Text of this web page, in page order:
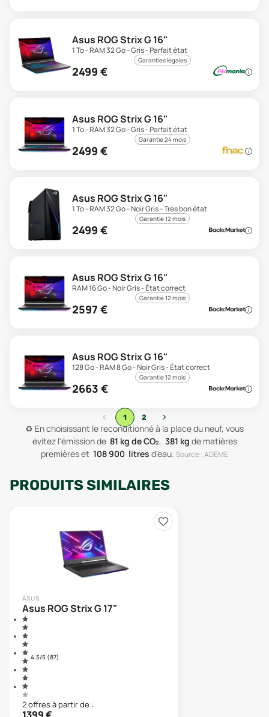
Asus ROG Strix G 16"
1 To - RAM 32 Go - Gris - Parfait état
Garanties légales
2499 €
Asus ROG Strix G 16"
1 To - RAM 32 Go - Gris - Parfait état
Garantie 24 mois
2499 €
Asus ROG Strix G 16"
1 To - RAM 32 Go - Noir Gris - Très bon état
Garantie 12 mois
2499 €
Asus ROG Strix G 16"
RAM 16 Go - Noir Gris - État correct
Garantie 12 mois
2597 €
Asus ROG Strix G 16"
128 Go - RAM 8 Go - Noir Gris - État correct
Garantie 12 mois
2663 €
‹ 1 2
›
♻️ En choisissant le reconditionné à la place du neuf, vous
évitez l'émission de 81 kg de CO₂, 381 kg de matières
premièreset 108 900 litres d'eau. Source : ADEME
PRODUITS SIMILAIRES
ASUS
Asus ROG Strix G 17"
4.5/5 (87)
2offresà partir de :